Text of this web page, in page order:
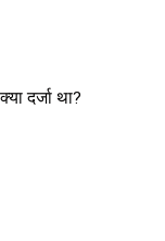
दर्जा था?